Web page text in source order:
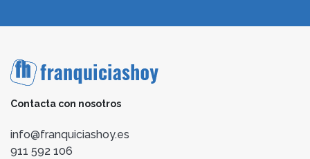
Contacta con nosotros
info@franquiciashoy.es
911 592 106